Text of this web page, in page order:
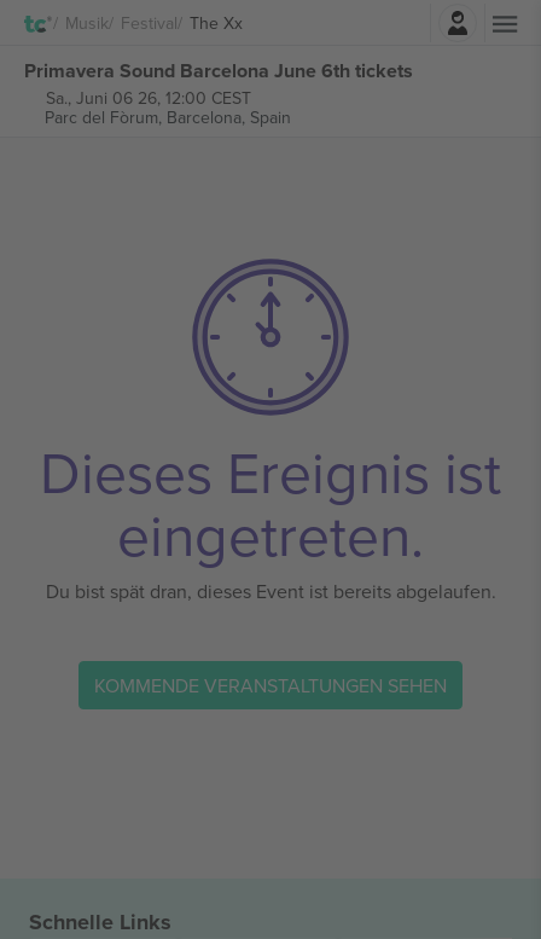
Musik Festival The Xx
Primavera Sound Barcelona June 6th tickets
Sa., Juni 06 26, 12:00 CEST
Parc del Fòrum, Barcelona, Spain
Dieses Ereignis ist
eingetreten.
Du bist spät dran, dieses Event ist bereits abgelaufen.
KOMMENDE VERANSTALTUNGEN SEHEN
Schnelle Links